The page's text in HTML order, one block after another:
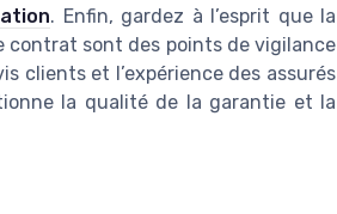
. Enfin, gardez à l’esprit que la
contrat sont des points de vigilance
clients et l’expérience des assurés
la qualité de la garantie et la